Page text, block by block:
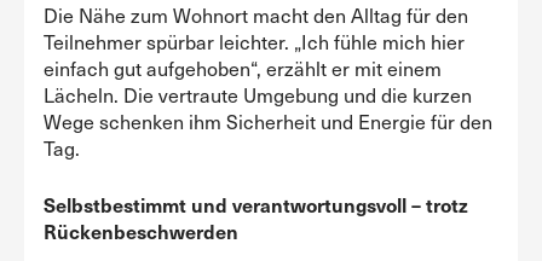
Die Nähe zum Wohnort macht den Alltag für den
Teilnehmer spürbar leichter. „Ich fühle mich hier
einfach gut aufgehoben“, erzählt er mit einem
Lächeln. Die vertraute Umgebung und die kurzen
Wege schenken ihm Sicherheit und Energie für den
Tag.
Selbstbestimmt und verantwortungsvoll – trotz
Rückenbeschwerden